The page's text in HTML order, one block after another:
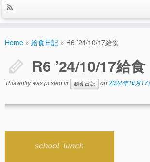
施設紹介
指導／保育の内容
入園募集／入園費用
事故や怪我について
Home » 給食日記 » R6 ’24/10/17給食
R6 ’24/10/17給食
This entry was posted in 給食日記 on2024年10月17